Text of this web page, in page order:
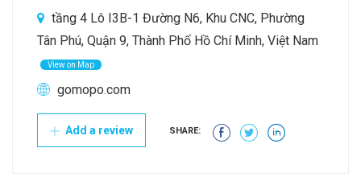
tầng 4 Lô I3B-1 Đường N6, Khu CNC, Phường
Tân Phú, Quận 9, Thành Phố Hồ Chí Minh, Việt Nam
View on Map
gomopo.com
Add a review SHARE: